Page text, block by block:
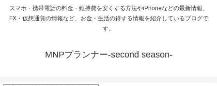
スマホ・携帯電話の料金・維持費を安くする方法やiPhoneなどの最新情報、
FX・仮想通貨の情報など、お金・生活の得する情報を紹介しているブログで
す。
MNPプランナー-second season-